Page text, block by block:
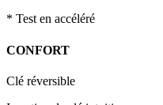
* Test en accéléré
CONFORT
Clé réversible